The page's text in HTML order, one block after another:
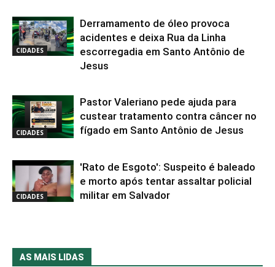
CIDADES
Derramamento de óleo provoca
acidentes e deixa Rua da Linha
escorregadia em Santo Antônio de
Jesus
CIDADES
Pastor Valeriano pede ajuda para
custear tratamento contra câncer no
fígado em Santo Antônio de Jesus
CIDADES
'Rato de Esgoto': Suspeito é baleado
e morto após tentar assaltar policial
militar em Salvador
AS MAIS LIDAS